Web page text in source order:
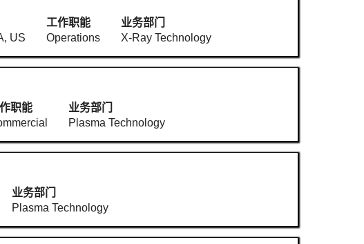
US
工作职能
Operations
业务部门
X-Ray Technology
职能
业务部门
Plasma Technology
业务部门
Plasma Technology